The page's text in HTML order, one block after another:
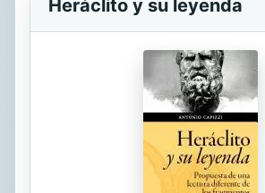
Heráclito y su leyenda